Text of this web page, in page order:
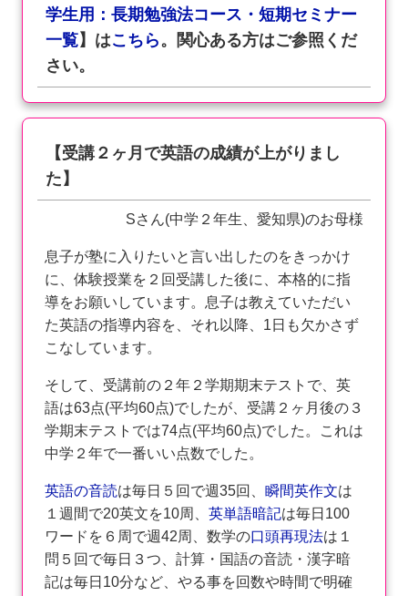
学生用：長期勉強法コース・短期セミナー
一覧】はこちら 。関心ある方はご参照くだ
さい。
【受講２ヶ月で英語の成績が上がりまし
た】
Sさん(中学２年生、愛知県)のお母様
息子が塾に入りたいと言い出したのをきっかけ
に、体験授業を２回受講した後に、本格的に指
導をお願いしています。息子は教えていただい
た英語の指導内容を、それ以降、1日も欠かさず
こなしています。
そして、受講前の２年２学期期末テストで、英
語は63点(平均60点)でしたが、受講２ヶ月後の３
学期末テストでは74点(平均60点)でした。これは
中学２年で一番いい点数でした。
英語の音読は毎日５回で週35回、 瞬間英作文は
１週間で20英文を10周、 英単語暗記は毎日100
ワードを６周で週42周、数学の口頭再現法は１
問５回で毎日３つ、計算・国語の音読・漢字暗
記は毎日10分など、やる事を回数や時間で明確